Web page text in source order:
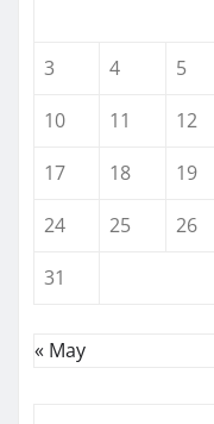
3
4 5
10
11 12
17
18 19
24
25 26
31
« May